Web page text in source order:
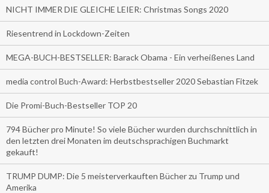
NICHT IMMER DIE GLEICHE LEIER: Christmas Songs 2020
Riesentrend in Lockdown-Zeiten
MEGA-BUCH-BESTSELLER: Barack Obama - Ein verheißenes Land
media control Buch-Award: Herbstbestseller 2020 Sebastian Fitzek
Die Promi-Buch-Bestseller TOP 20
794 Bücher pro Minute! So viele Bücher wurden durchschnittlich in
den letzten drei Monaten im deutschsprachigen Buchmarkt
gekauft!
TRUMP DUMP: Die 5 meisterverkauften Bücher zu Trump und
Amerika